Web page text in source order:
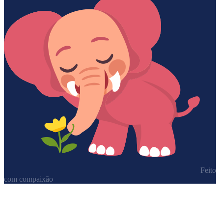
Feito
com compaixão